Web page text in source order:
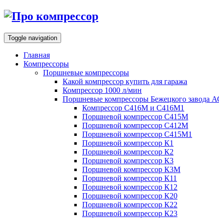
Toggle navigation
Главная
Компрессоры
Поршневые компрессоры
Какой компрессор купить для гаража
Компрессор 1000 л/мин
Поршневые компрессоры Бежецкого завода
Компрессор С416М и С416М1
Поршневой компрессор С415М
Поршневой компрессор С412М
Поршневой компрессор С415М1
Поршневой компрессор К1
Поршневой компрессор К2
Поршневой компрессор К3
Поршневой компрессор К3М
Поршневой компрессор К11
Поршневой компрессор К12
Поршневой компрессор К20
Поршневой компрессор К22
Поршневой компрессор К23